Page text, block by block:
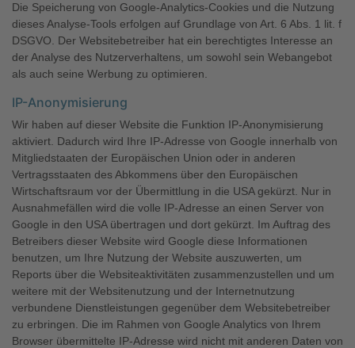
Die Speicherung von Google-Analytics-Cookies und die Nutzung
dieses Analyse-Tools erfolgen auf Grundlage von Art. 6 Abs. 1 lit. f
DSGVO. Der Websitebetreiber hat ein berechtigtes Interesse an
der Analyse des Nutzerverhaltens, um sowohl sein Webangebot
als auch seine Werbung zu optimieren.
IP-Anonymisierung
Wir haben auf dieser Website die Funktion IP-Anonymisierung
aktiviert. Dadurch wird Ihre IP-Adresse von Google innerhalb von
Mitgliedstaaten der Europäischen Union oder in anderen
Vertragsstaaten des Abkommens über den Europäischen
Wirtschaftsraum vor der Übermittlung in die USA gekürzt. Nur in
Ausnahmefällen wird die volle IP-Adresse an einen Server von
Google in den USA übertragen und dort gekürzt. Im Auftrag des
Betreibers dieser Website wird Google diese Informationen
benutzen, um Ihre Nutzung der Website auszuwerten, um
Reports über die Websiteaktivitäten zusammenzustellen und um
weitere mit der Websitenutzung und der Internetnutzung
verbundene Dienstleistungen gegenüber dem Websitebetreiber
zu erbringen. Die im Rahmen von Google Analytics von Ihrem
Browser übermittelte IP-Adresse wird nicht mit anderen Daten von